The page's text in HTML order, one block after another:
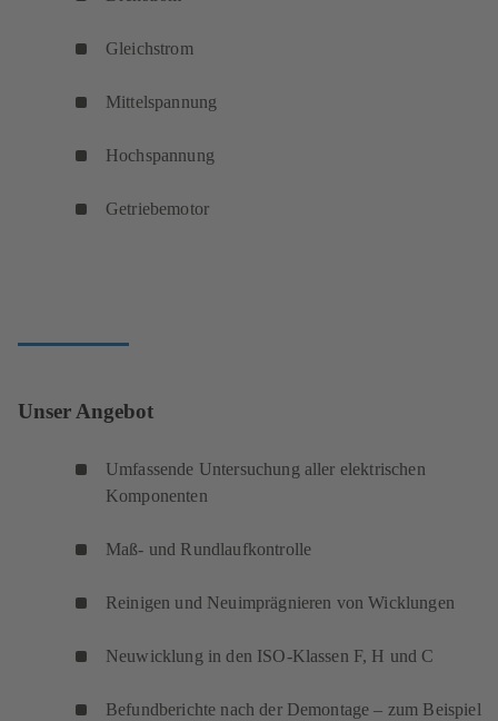
Gleichstrom
Mittelspannung
Hochspannung
Getriebemotor
Unser Angebot
Umfassende Untersuchung aller elektrischen
Komponenten
Maß- und Rundlaufkontrolle
Reinigen und Neuimprägnieren von Wicklungen
Neuwicklung in den ISO-Klassen F, H und C
Befundberichte nach der Demontage – zum Beispiel